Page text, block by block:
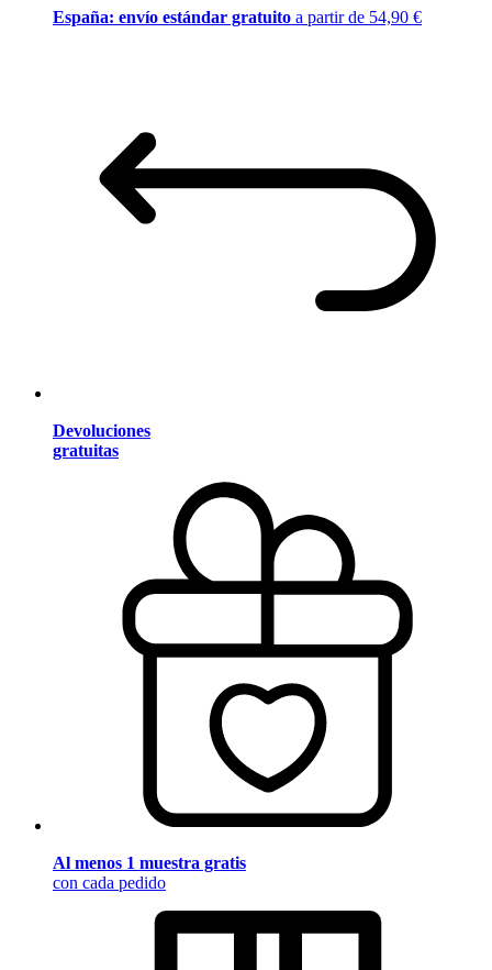
España: envío estándar gratuito a partir de 54,90 €
Devoluciones
gratuitas
Al menos 1 muestra gratis
con cada pedido